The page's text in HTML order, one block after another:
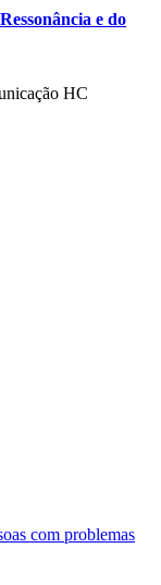
e do
HC
com problemas